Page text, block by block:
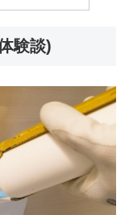
験談)